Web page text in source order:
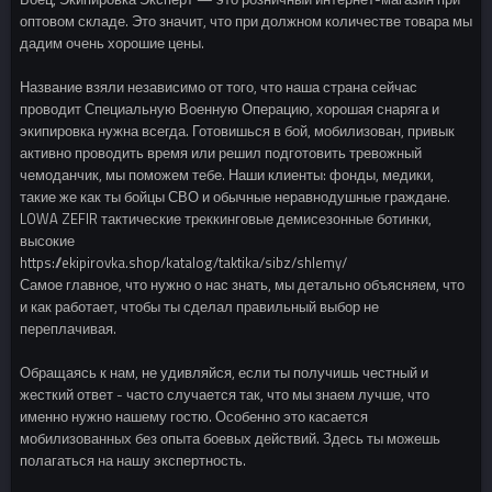
оптовом складе. Это значит, что при должном количестве товара мы
дадим очень хорошие цены.
Название взяли независимо от того, что наша страна сейчас
проводит Специальную Военную Операцию, хорошая снаряга и
экипировка нужна всегда. Готовишься в бой, мобилизован, привык
активно проводить время или решил подготовить тревожный
чемоданчик, мы поможем тебе. Наши клиенты: фонды, медики,
такие же как ты бойцы СВО и обычные неравнодушные граждане.
LOWA ZEFIR тактические треккинговые демисезонные ботинки,
высокие
https://ekipirovka.shop/katalog/taktika/sibz/shlemy/
Самое главное, что нужно о нас знать, мы детально объясняем, что
и как работает, чтобы ты сделал правильный выбор не
переплачивая.
Обращаясь к нам, не удивляйся, если ты получишь честный и
жесткий ответ - часто случается так, что мы знаем лучше, что
именно нужно нашему гостю. Особенно это касается
мобилизованных без опыта боевых действий. Здесь ты можешь
полагаться на нашу экспертность.